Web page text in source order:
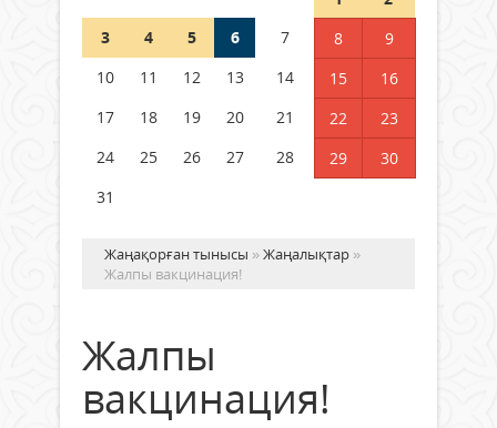
Германия аптап ыстыққа
бастады
04 тамыз 2026 ж.
3
4 5 6 7 8
9
10
11 12 13 14 15
16
17
18 19 20 21 22
23
24
25 26 27 28 29
30
31
Жаңақорған тынысы »Жаңалықтар »
Жалпы вакцинация!
Жалпы
вакцинация!